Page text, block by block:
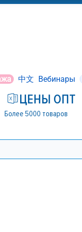
中文 Вебинары
ЦЕНЫ ОПТ
Более 5000 товаров